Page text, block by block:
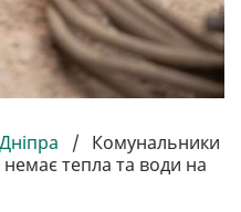
/ Комунальники
немає тепла та води на